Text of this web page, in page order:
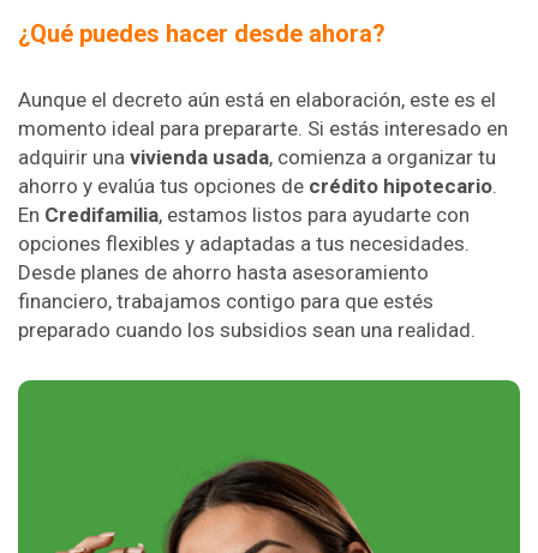
¿Qué puedes hacer desde ahora?
Aunque el decreto aún está en elaboración, este es el
momento ideal para prepararte. Si estás interesado en
adquirir una vivienda usada, comienza a organizar tu
ahorro y evalúa tus opciones de crédito hipotecario.
En Credifamilia, estamos listos para ayudarte con
opciones flexibles y adaptadas a tus necesidades.
Desde planes de ahorro hasta asesoramiento
financiero, trabajamos contigo para que estés
preparado cuando los subsidios sean una realidad.